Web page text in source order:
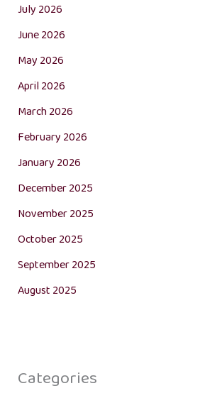
July 2026
June 2026
May 2026
April 2026
March 2026
February 2026
January 2026
December 2025
November 2025
October 2025
September 2025
August 2025
Categories